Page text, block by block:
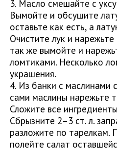
3. Масло смешайте с
Вымойте и обсушите
оставьте как есть, а
Очистите лук и
так же вымойте и
ломтиками. Несколько
украшения.
4. Из банки с маслинами
сами маслины нарежьте
Сложите все
Сбрызните 2–3 ст. л.
разложите по тарелкам.
полейте салат